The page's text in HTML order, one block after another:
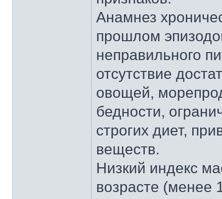
Анамнез
прошлом
неправильного
отсутствие
овощей,
бедности,
строгих диет,
веществ.
Низкий индекс
возрасте (менее